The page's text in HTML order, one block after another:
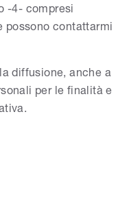
-4- compresi
possono contattarmi
diffusione, anche a
per le finalità e